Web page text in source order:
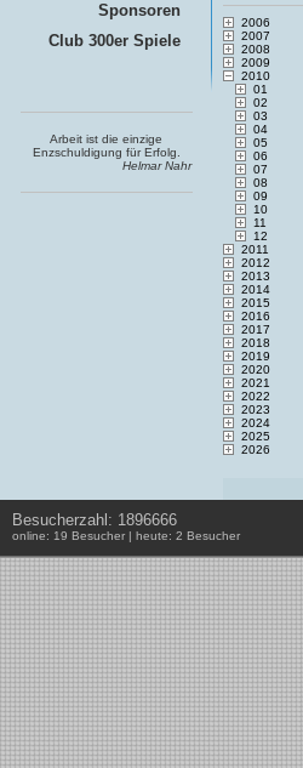
Sponsoren
Club 300er Spiele
Arbeit ist die einzige
Enzschuldigung für Erfolg.
Helmar Nahr
2006
2007
2008
2009
2010
01
02
03
04
05
06
07
08
09
10
11
12
2011
2012
2013
2014
2015
2016
2017
2018
2019
2020
2021
2022
2023
2024
2025
2026
Besucherzahl: 1896666
online: 19 Besucher | heute: 2 Besucher